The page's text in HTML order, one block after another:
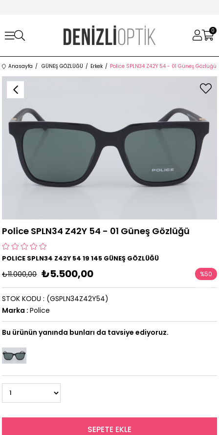
0
Anasayfa GÜNEŞ GÖZLÜĞÜ Erkek Police SPLN34 Z42Y 54 - 01 Güneş Gözlüğü
Police SPLN34 Z42Y 54 - 01 Güneş Gözlüğü
POLICE SPLN34 Z42Y 54 19 145 GÜNEŞ GÖZLÜĞÜ
₺11.000,00 ₺5.500,00 %50
İndirim
(GSPLN34Z42Y54)
STOK KODU
Marka : Police
Bu ürünün yanında bunları da tavsiye ediyoruz.